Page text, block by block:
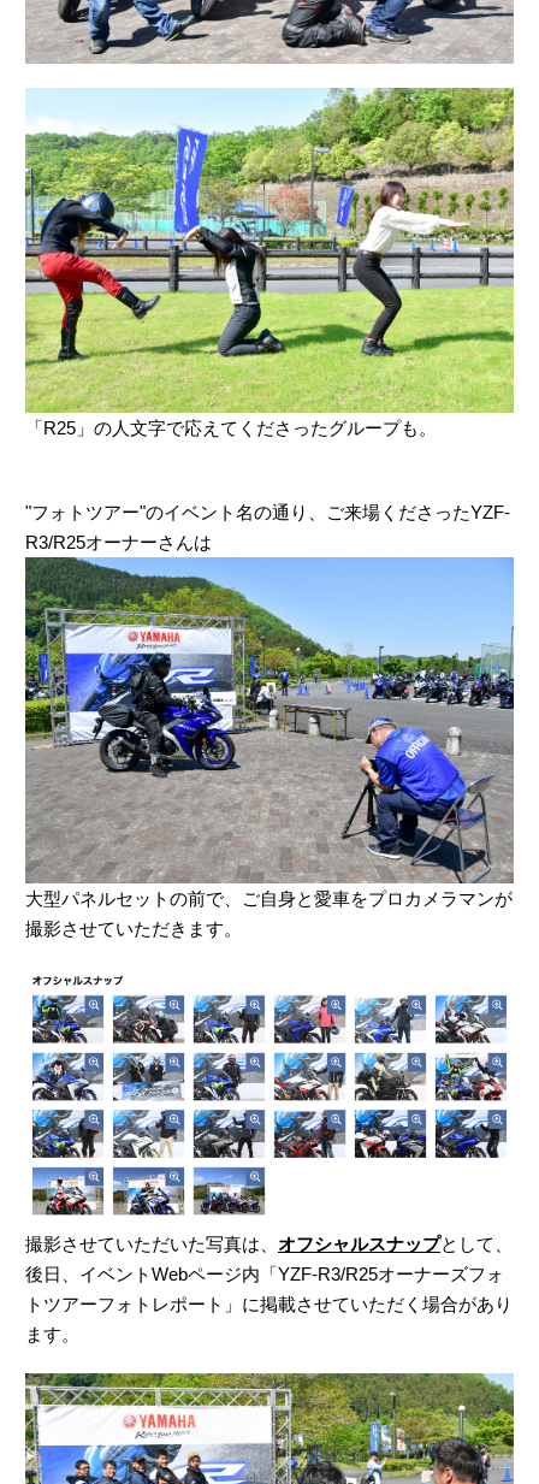
「R25」の人文字で応えてくださったグループも。
"フォトツアー"のイベント名の通り、ご来場くださったYZF-
R3/R25オーナーさんは
大型パネルセットの前で、ご自身と愛車をプロカメラマンが
撮影させていただきます。
撮影させていただいた写真は、 オフシャルスナップとして、
後日、イベントWebページ内「YZF-R3/R25オーナーズフォ
トツアーフォトレポート」に掲載させていただく場合があり
ます。